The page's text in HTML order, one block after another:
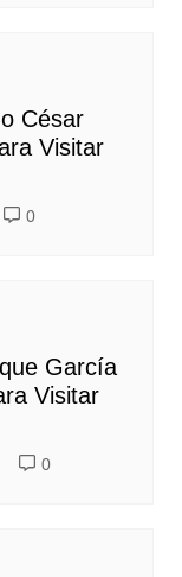
César
Visitar
0
García
Visitar
0